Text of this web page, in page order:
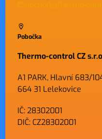
Pobočka
Thermo-control CZ
A1 PARK, Hlavní 683/
664 31 Lelekovice
IČ: 28302001
DIČ: CZ28302001